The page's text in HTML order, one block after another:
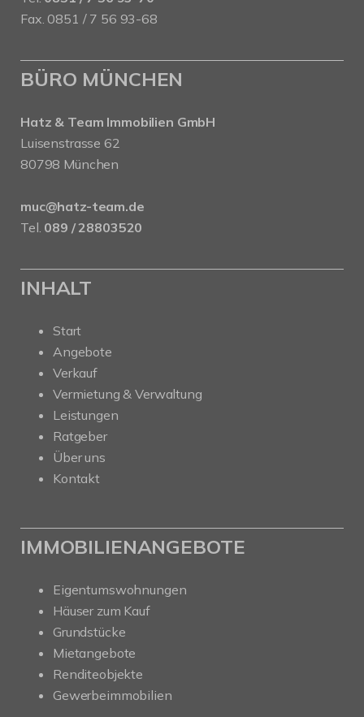
Fax. 0851 / 7 56 93-68
BÜRO MÜNCHEN
Hatz & Team Immobilien GmbH
Luisenstrasse 62
80798 München
muc@hatz-team.de
Tel. 089 / 28803520
INHALT
Start
Angebote
Verkauf
Vermietung & Verwaltung
Leistungen
Ratgeber
Über uns
Kontakt
IMMOBILIENANGEBOTE
Eigentumswohnungen
Häuser zum Kauf
Grundstücke
Mietangebote
Renditeobjekte
Gewerbeimmobilien